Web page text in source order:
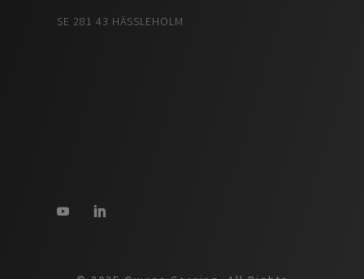
SE 281 43 HÄSSLEHOLM